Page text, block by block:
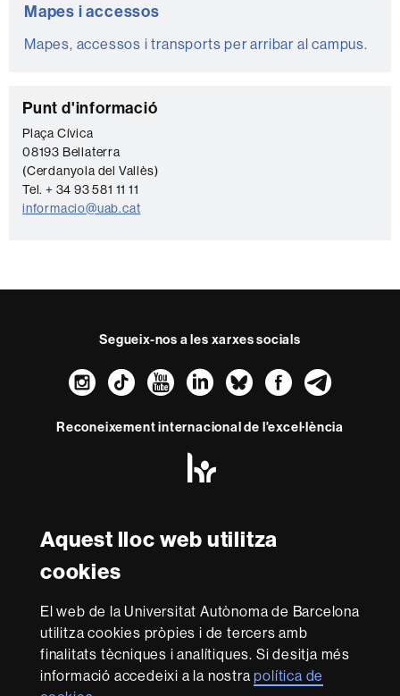
Aquest lloc web utilitza
cookies
El web de la Universitat Autònoma de Barcelona
utilitza cookies pròpies i de tercers amb
finalitats tècniques i analítiques. Si desitja més
informació accedeixi a la nostrapolítica de
Mapes i accessos
Mapes, accessos i transports per arribar al campus.
C
o
n
t
a
e
Punt d'informació
Plaça Cívica
08193 Bellaterra
(Cerdanyola del Vallès)
Tel. + 34 93 581 11 11
informacio@uab.cat
Segueix-nos a les xarxes socials
Instagram
TikTokYouTube
LinkedIn
Bluesky
Reconeixement internacional de l'excel·lència
-
Euraxess
Amb el finançament de
Sobre
aquest
web
Avís legal Protecció de dades Sobre el
web
Accessibilitat web Mapa del web UAB